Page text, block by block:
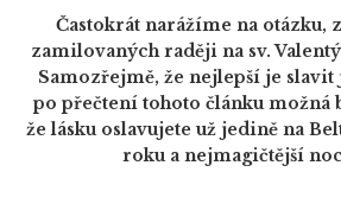
Častokrát narážíme na otázku,
zamilovaných raději na sv.
Samozřejmě, že nejlepší je
po přečtení tohoto článku možná
že lásku oslavujete už jedině na
roku a nejmagičtější